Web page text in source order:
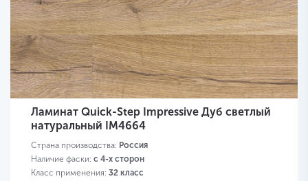
Ламинат Quick-Step Impressive Дуб светлый
натуральный IM4664
Страна производства: Россия
Наличие фаски: с 4-х сторон
Класс применения: 32 класс